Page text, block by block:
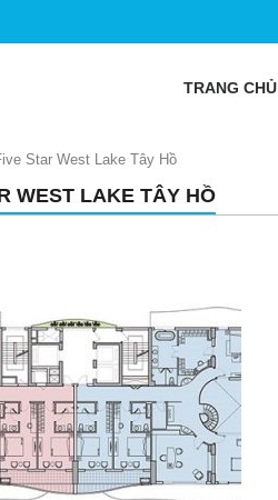
TRANG CHỦ
Star West Lake Tây Hồ
WEST LAKE TÂY HỒ